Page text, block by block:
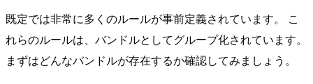
既定では非常に多くのルールが事前定義されています。 こ
れらのルールは、バンドルとしてグループ化されています。
まずはどんなバンドルが存在するか確認してみましょう。